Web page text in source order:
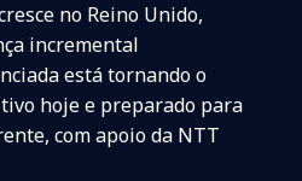
no Reino Unido,
incremental
está tornando o
hoje e preparado para
com apoio da NTT